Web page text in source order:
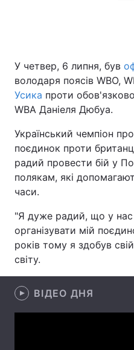
Головна
Україна
Економіка
Спорт
Техно і зв'язок
Зброя
Здоров'я
Цікавинки
Екологія
У четвер, 6 липня, був
володаря поясів WBO,
Усика проти
WBA Даніеля Дюбуа.
Український чемпіон
поєдинок проти
радий провести бій у
полякам, які
часи.
"Я дуже радий, що у нас
організувати мій
років тому я здобув
світу.
ВІДЕО ДНЯ